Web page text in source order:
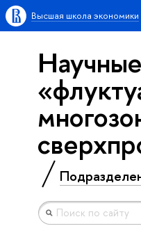
Высшая школа экономики